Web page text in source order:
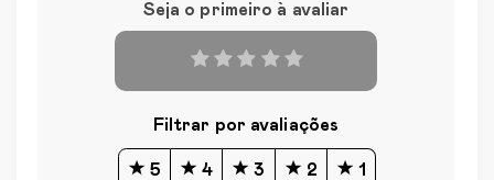
Seja o primeiro à avaliar
Filtrar por avaliações
5 4 3 2 1